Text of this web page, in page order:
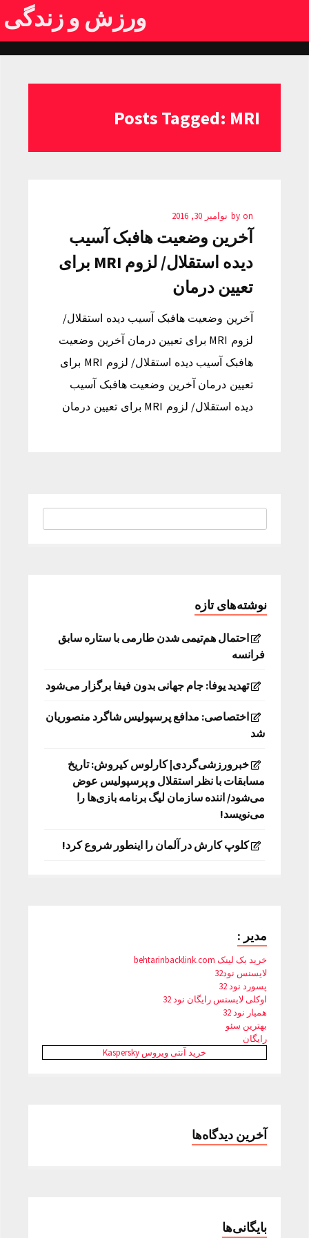
ورزش و زندگی
Posts Tagged: MRI
by on نوامبر 30, 2016
آخرین وضعیت هافبک آسیب
دیده استقلال/ لزوم MRI برای
تعیین درمان
آخرین وضعیت هافبک آسیب دیده استقلال/
لزوم MRI برای تعیین درمان آخرین وضعیت
هافبک آسیب دیده استقلال/ لزوم MRI برای
تعیین درمان آخرین وضعیت هافبک آسیب
دیده استقلال/ لزوم MRI برای تعیین درمان
نوشته‌های تازه
احتمال هم‌تیمی شدن طارمی با ستاره سابق
فرانسه
تهدید یوفا: جام جهانی بدون فیفا برگزار می‌شود
اختصاصی: مدافع پرسپولیس شاگرد منصوریان
شد
خبرورزشی‌گردی| کارلوس کیروش: تاریخ
مسابقات با نظر استقلال و پرسپولیس عوض
می‌شود/ اننده سازمان لیگ برنامه بازی‌ها را
می‌نویسد!
کلوپ کارش در آلمان را اینطور شروع کرد!
مدیر :
خرید بک لینک behtarinbacklink.com
لایسنس نود32
پسورد نود 32
اوکلی لایسنس رایگان نود 32
همیار نود 32
بهترین سئو
رایگان
خرید آنتی ویروس Kaspersky
آخرین دیدگاه‌ها
بایگانی‌ها